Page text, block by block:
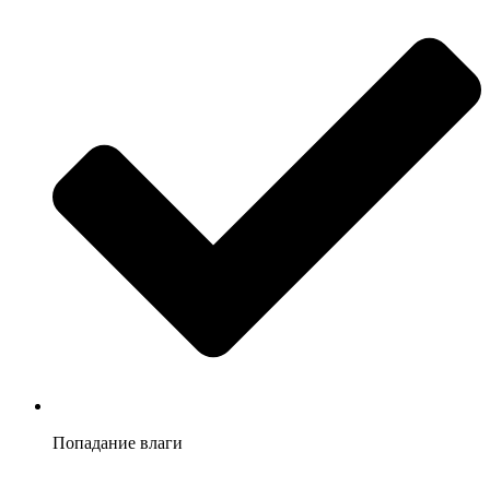
Попадание влаги